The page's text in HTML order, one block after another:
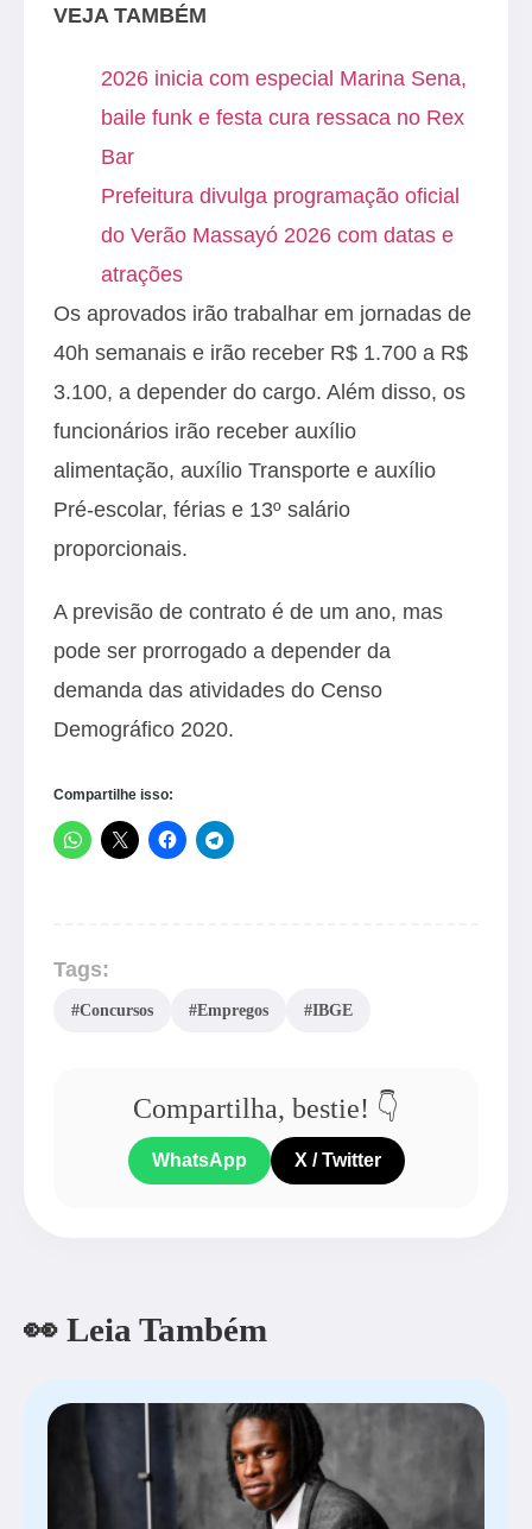
VEJA TAMBÉM
2026 inicia com especial Marina Sena,
baile funk e festa cura ressaca no Rex
Bar
Prefeitura divulga programação oficial
do Verão Massayó 2026 com datas e
atrações
Os aprovados irão trabalhar em jornadas de
40h semanais e irão receber R$ 1.700 a R$
3.100, a depender do cargo. Além disso, os
funcionários irão receber auxílio
alimentação, auxílio Transporte e auxílio
Pré-escolar, férias e 13º salário
proporcionais.
A previsão de contrato é de um ano, mas
pode ser prorrogado a depender da
demanda das atividades do Censo
Demográfico 2020.
Compartilhe isso:
Tags:
#Concursos #Empregos #IBGE
Compartilha, bestie! 👇
WhatsApp X / Twitter
👀 Leia Também